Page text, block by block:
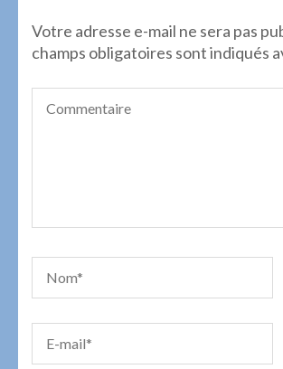
Votre adresse e-mail ne sera pas
champs obligatoires sont indiqués